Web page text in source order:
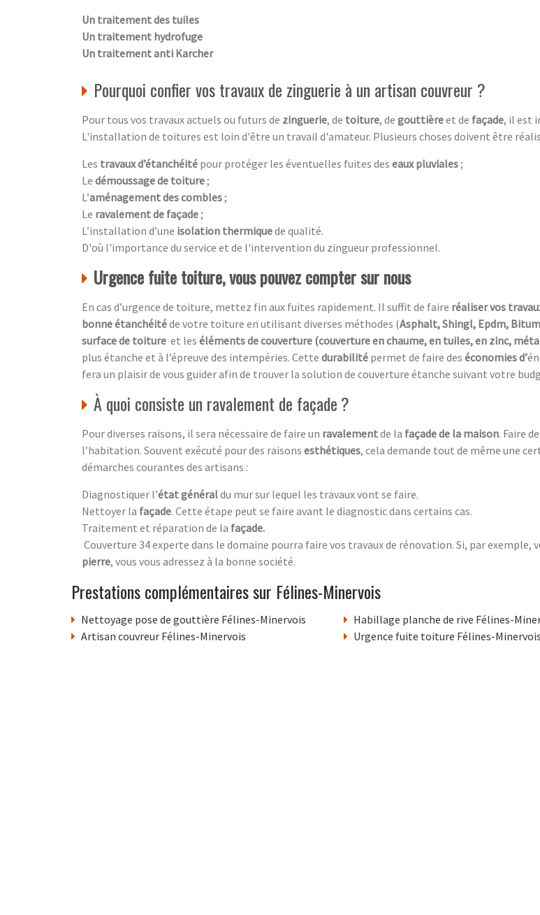
Un traitement des tuiles
Un traitement hydrofuge
Un traitement anti Karcher
Pourquoi confier vos travaux de zinguerie à un artisan couvreur ?
Pour tous vos travaux actuels ou futurs de zinguerie, de toiture, de gouttièreet de façade, il est
L'installation de toitures est loin d'être un travail d'amateur. Plusieurs choses doivent être
Les travaux d’étanchéité pour protéger les éventuelles fuites des eaux pluviales ;
Le démoussage de toiture ;
L’aménagement des combles ;
Le ravalement de façade ;
L’installation d’une isolation thermiquede qualité.
D'où l'importance du service et de l'intervention du zingueur professionnel.
Urgence fuite toiture, vous pouvez compter sur nous
En cas d’urgence de toiture, mettez fin aux fuites rapidement. Il suffit de faire réaliser vos
bonne étanchéitéde votre toiture en utilisant diverses méthodes (Asphalt, Shingl, Epdm,
surface de toiture et les éléments de couverture (couverture en chaume, en tuiles, en zinc,
plus étanche et à l’épreuve des intempéries. Cette durabilité permet de faire des économies d’
fera un plaisir de vous guider afin de trouver la solution de couverture étanche suivant votre
À quoi consiste un ravalement de façade ?
Pour diverses raisons, il sera nécessaire de faire un ravalementde la façade de la maison. Faire
l’habitation. Souvent exécuté pour des raisons esthétiques, cela demande tout de même une
démarches courantes des artisans :
Diagnostiquer l’état généraldu mur sur lequel les travaux vont se faire.
Nettoyer la façade. Cette étape peut se faire avant le diagnostic dans certains cas.
Traitement et réparation de la façade.
Couverture 34 experte dans le domaine pourra faire vos travaux de rénovation. Si, par exemple,
pierre, vous vous adressez à la bonne société.
Prestations complémentaires sur Félines-Minervois
Nettoyage pose de gouttière Félines-Minervois
Artisan couvreur Félines-Minervois
Habillage planche de rive Félines-
Urgence fuite toiture Félines-Minervois